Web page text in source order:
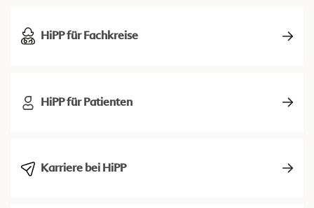
HiPP für Fachkreise
HiPP für Patienten
Karriere bei HiPP